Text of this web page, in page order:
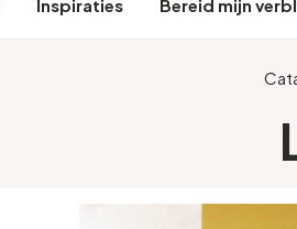
Inspiraties Bereid mijn